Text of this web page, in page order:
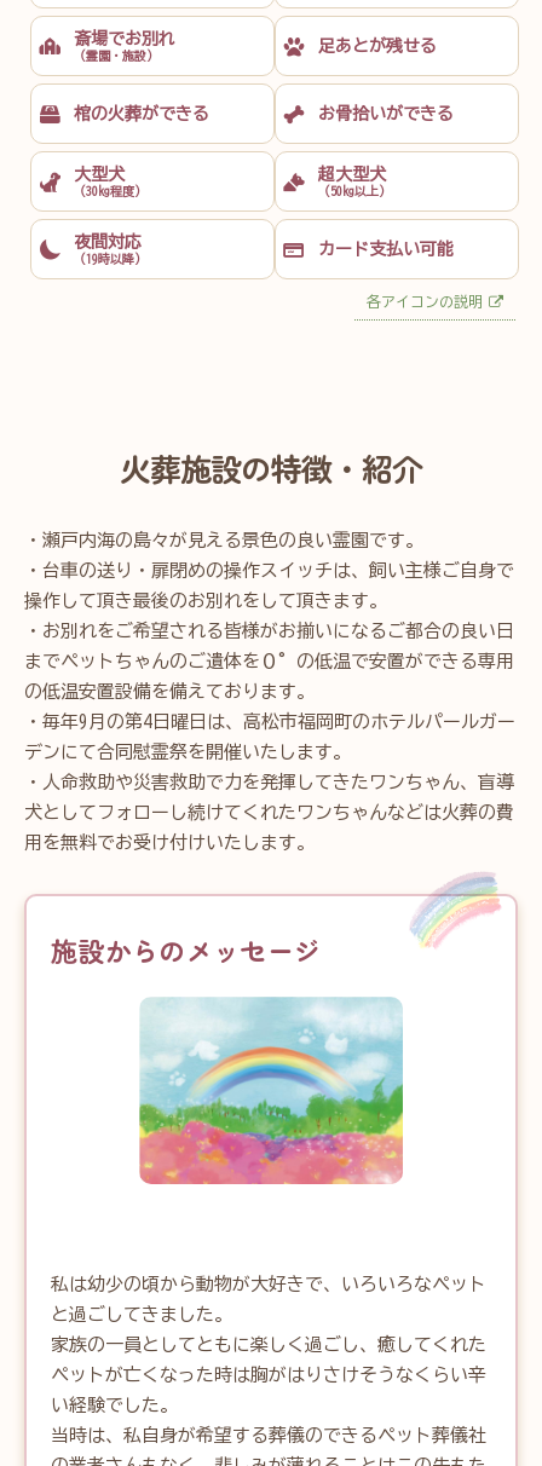
斎場でお別れ
（霊園・施設）
足あとが残せる
棺の火葬ができる お骨拾いができる
大型犬
（30kg程度）
超大型犬
（50kg以上）
夜間対応
（19時以降）
カード支払い可能
各アイコンの説明
火葬施設の特徴・紹介
・瀬戸内海の島々が見える景色の良い霊園です。
・台車の送り・扉閉めの操作スイッチは、飼い主様ご自身で
操作して頂き最後のお別れをして頂きます。
・お別れをご希望される皆様がお揃いになるご都合の良い日
までペットちゃんのご遺体を０°の低温で安置ができる専用
の低温安置設備を備えております。
・毎年9月の第4日曜日は、高松市福岡町のホテルパールガー
デンにて合同慰霊祭を開催いたします。
・人命救助や災害救助で力を発揮してきたワンちゃん、盲導
犬としてフォローし続けてくれたワンちゃんなどは火葬の費
用を無料でお受け付けいたします。
施設からのメッセージ
私は幼少の頃から動物が大好きで、いろいろなペット
と過ごしてきました。
家族の一員としてともに楽しく過ごし、癒してくれた
ペットが亡くなった時は胸がはりさけそうなくらい辛
い経験でした。
当時は、私自身が希望する葬儀のできるペット葬儀社